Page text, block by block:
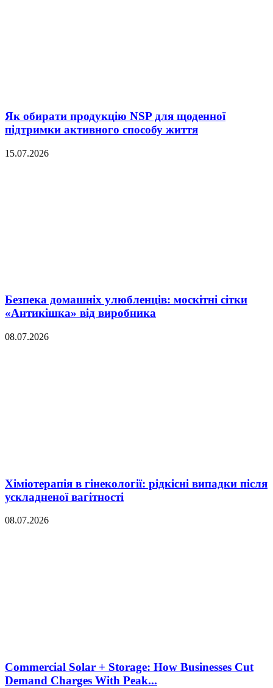
Як обирати продукцію NSP для щоденної
підтримки активного способу життя
15.07.2026
Безпека домашніх улюбленців: москітні сітки
«Антикішка» від виробника
08.07.2026
Хіміотерапія в гінекології: рідкісні випадки після
ускладненої вагітності
08.07.2026
Commercial Solar + Storage: How Businesses Cut
Demand Charges With Peak...